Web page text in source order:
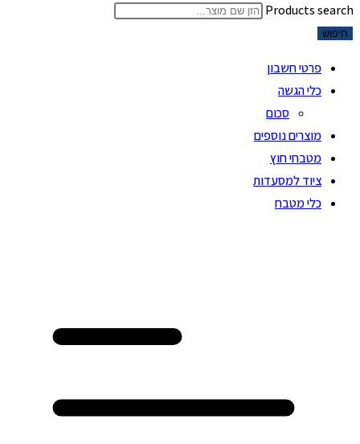
Products search
חיפוש
פרטי חשבון
כלי הגשה
סכום
מוצרים נוספים
מטבחי חוץ
ציוד למסעדות
כלי מטבח